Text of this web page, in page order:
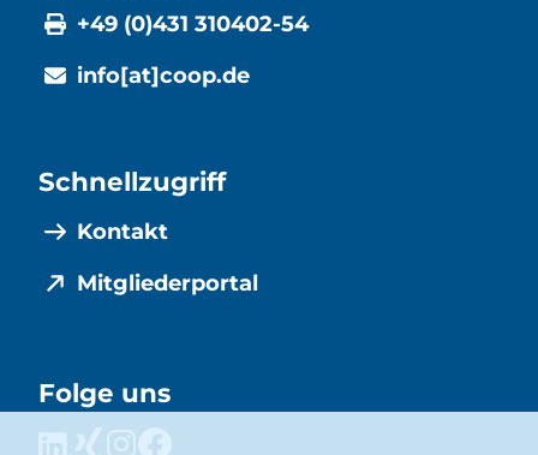
+49 (0)431 310402-54
info[at]coop.de
Schnellzugriff
Kontakt
Mitgliederportal
Folge uns